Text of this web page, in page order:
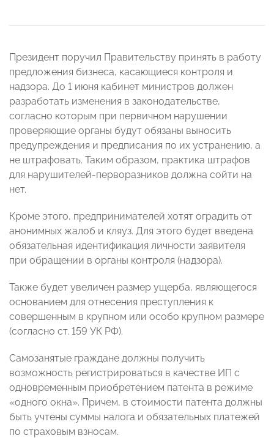
Президент поручил Правительству принять в работу
предложения бизнеса, касающиеся контроля и
надзора. До 1 июня кабинет министров должен
разработать изменения в законодательстве,
согласно которым при первичном нарушении
проверяющие органы будут обязаны выносить
предупреждения и предписания по их устранению, а
не штрафовать. Таким образом, практика штрафов
для нарушителей-перворазников должна сойти на
нет.
Кроме этого, предпринимателей хотят оградить от
анонимных жалоб и кляуз. Для этого будет введена
обязательная идентификация личности заявителя
при обращении в органы контроля (надзора).
Также будет увеличен размер ущерба, являющегося
основанием для отнесения преступления к
совершенным в крупном или особо крупном размере
(согласно ст. 159 УК РФ).
Самозанятые граждане должны получить
возможность регистрироваться в качестве ИП с
одновременным приобретением патента в режиме
«одного окна». Причем, в стоимости патента должны
быть учтены суммы налога и обязательных платежей
по страховым взносам.